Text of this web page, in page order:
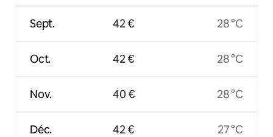
Sept.
Oct.
Nov.
Déc.
42 €
42 €
40 €
42 €
28 °C
28 °C
28 °C
27 °C